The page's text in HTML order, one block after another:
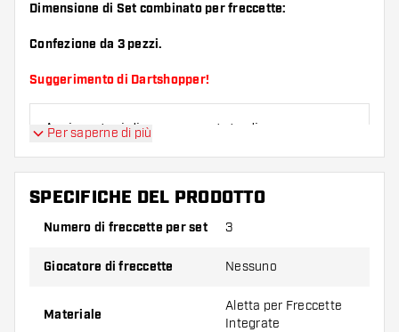
Dimensione di Set combinato per freccette:
Confezione da 3 pezzi.
Suggerimento di Dartshopper!
Assicuratevi di avere a portata di mano un gran
danneggiarsi o rompersi con l'uso.
Provate una forma, un materiale o uno
variante vi si addice di più!
Per saperne di più
SPECIFICHE DEL PRODOTTO
Numero di freccette per set 3
Giocatore di freccette Nessuno
Materiale
Aletta per Freccette
Integrate